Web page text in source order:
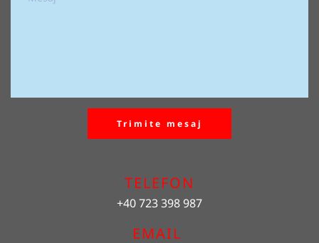
Trimite mesaj
TELEFON
+40 723 398 987
EMAIL